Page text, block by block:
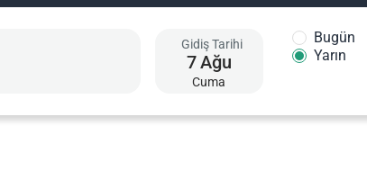
Gidiş Tarihi
7Ağu
Cuma
Bugün
Yarın